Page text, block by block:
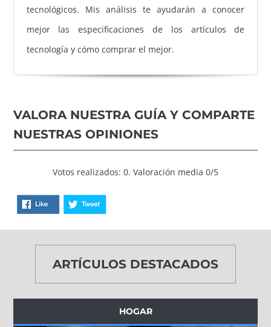
tecnológicos. Mis análisis te ayudarán a conocer
mejor las especificaciones de los artículos de
tecnología y cómo comprar el mejor.
VALORA NUESTRA GUÍA Y COMPARTE
NUESTRAS OPINIONES
Votos realizados: 0. Valoración media 0/5
ARTÍCULOS DESTACADOS
HOGAR